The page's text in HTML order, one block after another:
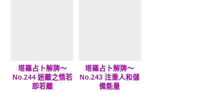
塔羅占卜解牌～
No.244 迷離之情若
即若離
塔羅占卜解牌～
No.243 注重人和儲
備能量